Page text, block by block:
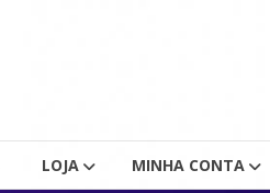
LOJA MINHA CONTA